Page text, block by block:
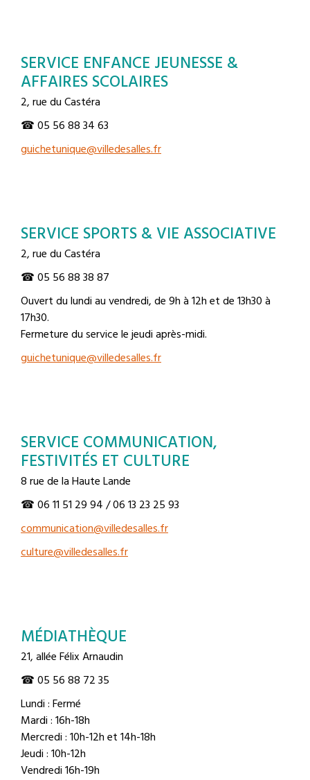
SERVICE ENFANCE JEUNESSE &
AFFAIRES SCOLAIRES
2, rue du Castéra
☎ 05 56 88 34 63
guichetunique@villedesalles.fr
SERVICE SPORTS & VIE ASSOCIATIVE
2, rue du Castéra
☎ 05 56 88 38 87
Ouvert du lundi au vendredi, de 9h à 12h et de 13h30 à
17h30.
Fermeture du service le jeudi après-midi.
guichetunique@villedesalles.fr
SERVICE COMMUNICATION,
FESTIVITÉS ET CULTURE
8 rue de la Haute Lande
☎ 06 11 51 29 94 / 06 13 23 25 93
communication@villedesalles.fr
culture@villedesalles.fr
MÉDIATHÈQUE
21, allée Félix Arnaudin
☎ 05 56 88 72 35
Lundi : Fermé
Mardi : 16h-18h
Mercredi : 10h-12h et 14h-18h
Jeudi : 10h-12h
Vendredi 16h-19h